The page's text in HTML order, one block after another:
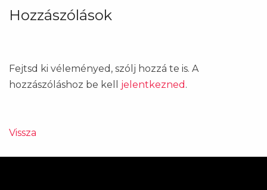
Hozzászólások
Fejtsd ki véleményed, szólj hozzá te is. A
hozzászóláshoz be kell jelentkezned .
Vissza